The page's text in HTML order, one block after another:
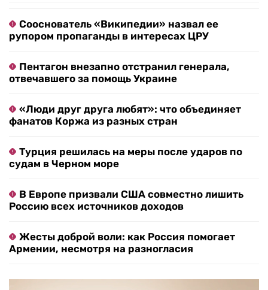
Сооснователь «Википедии» назвал ее
рупором пропаганды в интересах ЦРУ
Пентагон внезапно отстранил генерала,
отвечавшего за помощь Украине
«Люди друг друга любят»: что объединяет
фанатов Коржа из разных стран
Турция решилась на меры после ударов по
судам в Черном море
В Европе призвали США совместно лишить
Россию всех источников доходов
Жесты доброй воли: как Россия помогает
Армении, несмотря на разногласия